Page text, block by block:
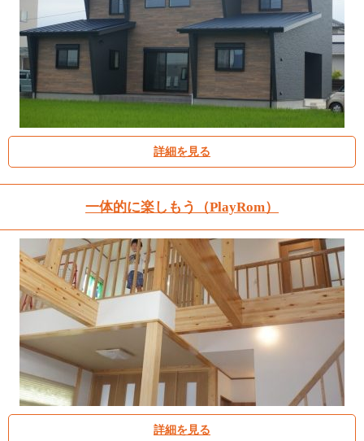
詳細を見る
一体的に楽しもう（PlayRom）
詳細を見る